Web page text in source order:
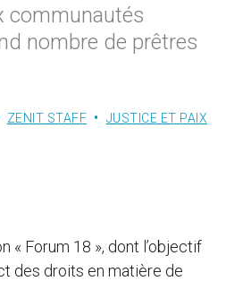
communautés
nombre de prêtres
ZENIT STAFF JUSTICE ET PAIX
« Forum 18 », dont l’objectif
des droits en matière de